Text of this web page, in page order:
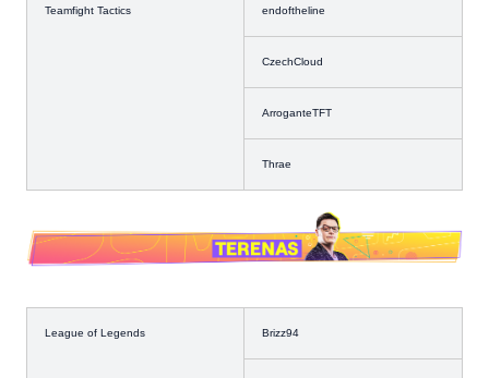
Teamfight Tactics endoftheline
CzechCloud
ArroganteTFT
Thrae
League of Legends Brizz94